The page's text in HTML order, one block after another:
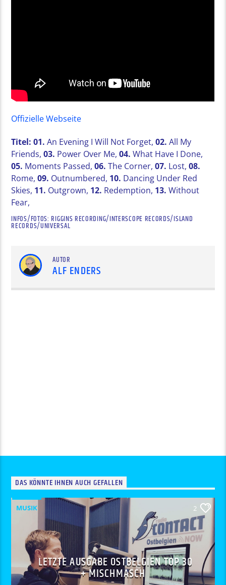
Offizielle Webseite
Titel: 01. An Evening I Will Not Forget,02. All My
Friends,03. Power Over Me,04. What Have I Done,
05. Moments Passed,06. The Corner,07. Lost,08.
Rome,09. Outnumbered, 10. Dancing Under Red
Skies, 11. Outgrown, 12. Redemption, 13. Without
Fear,
INFOS/FOTOS: RIGGINS RECORDING/INTERSCOPE RECORDS/ISLAND
RECORDS/UNIVERSAL
AUTOR
ALF ENDERS
DAS KÖNNTE IHNEN AUCH GEFALLEN
MUSIK 2
LETZTE AUSGABE OSTBELGIEN TOP 30
+ MISCHMASCH